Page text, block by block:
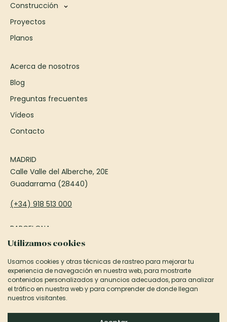
Utilizamos cookies
Usamos cookies y otras técnicas de rastreo para mejorar tu
experiencia de navegación en nuestra web, para mostrarte
contenidos personalizados y anuncios adecuados, para analizar
el tráfico en nuestra web y para comprender de donde llegan
nuestros visitantes.
Construcción
Proyectos
Planos
Acerca de nosotros
Blog
Preguntas frecuentes
Vídeos
Contacto
MADRID
Calle Valle del Alberche, 20E
Guadarrama (28440)
(+34) 918 513 000
BARCELONA
Passeig Francesc Macià, 75
(+34) 935 906 850
informacion@canexel.es